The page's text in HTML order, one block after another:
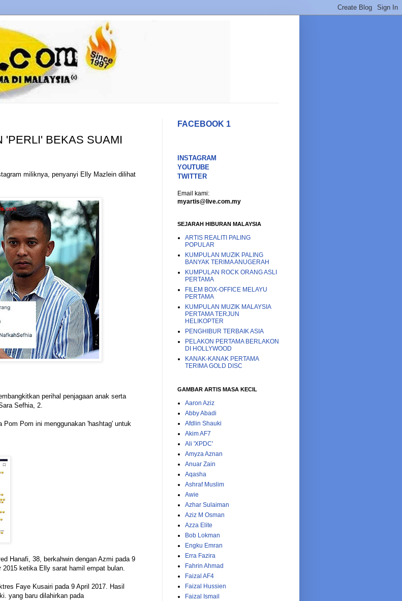
'PERLI' BEKAS SUAMI
miliknya, penyanyi Elly Mazlein dilihat
perihal penjagaan anak serta
Sefhia, 2.
Pom ini menggunakan 'hashtag' untuk
Hanafi, 38, berkahwin dengan Azmi pada 9
ketika Elly sarat hamil empat bulan.
Faye Kusairi pada 9 April 2017. Hasil
yang baru dilahirkan pada
FACEBOOK 1
INSTAGRAM
YOUTUBE
TWITTER
Email kami:
myartis@live.com.my
SEJARAH HIBURAN MALAYSIA
ARTIS REALITI PALING
POPULAR
KUMPULAN MUZIK PALING
BANYAK TERIMA ANUGERAH
KUMPULAN ROCK ORANG ASLI
PERTAMA
FILEM BOX-OFFICE MELAYU
PERTAMA
KUMPULAN MUZIK MALAYSIA
PERTAMA TERJUN
HELIKOPTER
PENGHIBUR TERBAIK ASIA
PELAKON PERTAMA BERLAKON
DI HOLLYWOOD
KANAK-KANAK PERTAMA
TERIMA GOLD DISC
GAMBAR ARTIS MASA KECIL
Aaron Aziz
Abby Abadi
Afdlin Shauki
Akim AF7
Ali 'XPDC'
Amyza Aznan
Anuar Zain
Aqasha
Ashraf Muslim
Awie
Azhar Sulaiman
Aziz M Osman
Azza Elite
Bob Lokman
Engku Emran
Erra Fazira
Fahrin Ahmad
Faizal AF4
Faizal Hussien
Faizal Ismail